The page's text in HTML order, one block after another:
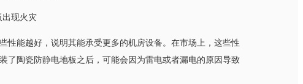
出现火灾
能越好，说明其能承受更多的机房设备。在市场上，这些性
了陶瓷防静电地板之后，可能会因为雷电或者漏电的原因导致